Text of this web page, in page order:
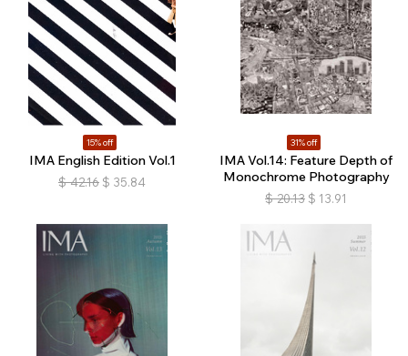
15% off
IMA English Edition Vol.1
$ 42.16 $ 35.84
31% off
IMA Vol.14: Feature Depth of
Monochrome Photography
$ 20.13 $ 13.91